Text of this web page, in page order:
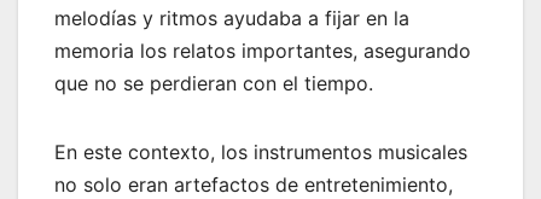
melodías y ritmos ayudaba a fijar en la
memoria los relatos importantes, asegurando
que no se perdieran con el tiempo.
En este contexto, los instrumentos musicales
no solo eran artefactos de entretenimiento,